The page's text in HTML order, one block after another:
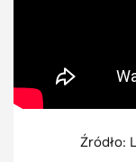
Źródło: